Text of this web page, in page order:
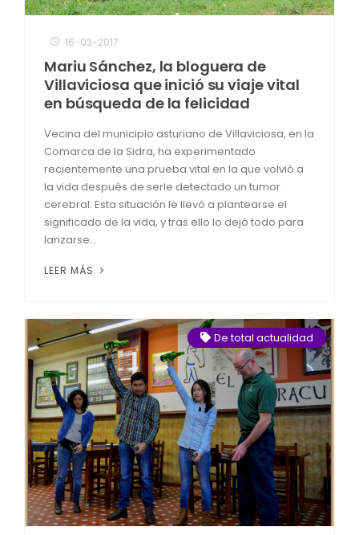
16-03-2017
Mariu Sánchez, la bloguera de
Villaviciosa que inició su viaje vital
en búsqueda de la felicidad
Vecina del municipio asturiano de Villaviciosa, en la
Comarca de la Sidra, ha experimentado
recientemente una prueba vital en la que volvió a
la vida después de serle detectado un tumor
cerebral. Esta situación le llevó a plantearse el
significado de la vida, y tras ello lo dejó todo para
lanzarse...
LEER MÁS
De total actualidad